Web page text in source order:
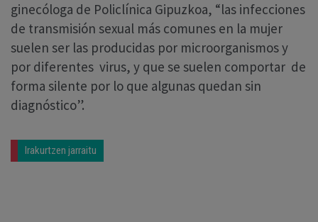
ginecóloga de Policlínica Gipuzkoa, “las infecciones
de transmisión sexual más comunes en la mujer
suelen ser las producidas por microorganismos y
por diferentes virus, y que se suelen comportar de
forma silente por lo que algunas quedan sin
diagnóstico”.
Irakurtzen jarraitu